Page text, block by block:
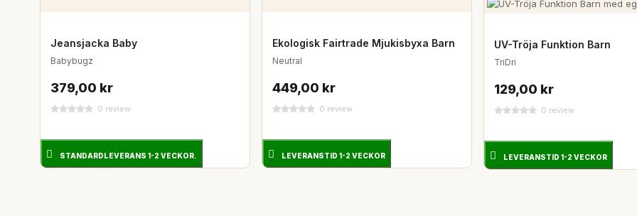
Jeansjacka Baby
Babybugz
379,00 kr
0 review
STANDARDLEVERANS 1-2 VECKOR.
Ekologisk Fairtrade Mjukisbyxa Barn
Neutral
449,00 kr
0 review
LEVERANSTID 1-2 VECKOR
UV-Tröja Funktion Barn
TriDri
129,00 kr
0 review
LEVERANSTID 1-2 VECKOR